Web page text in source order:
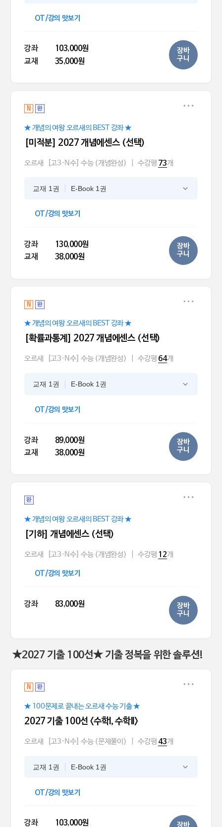
OT/강의 맛보기
강좌
103,000원
교재
35,000원
장바
구니
N 완
★ 개념의 여왕 오르새의 BEST 강좌 ★
[미적분] 2027 개념에센스 (선택)
오르새 [고3·N수] 수능 (개념완성) 수강평 73개
교재 1권 E-Book 1권
OT/강의 맛보기
강좌
130,000원
교재
38,000원
장바
구니
N 완
★ 개념의 여왕 오르새의 BEST 강좌 ★
[확률과통계] 2027 개념에센스 (선택)
오르새 [고3·N수] 수능 (개념완성) 수강평 64개
교재 1권 E-Book 1권
OT/강의 맛보기
강좌
89,000원
교재
38,000원
장바
구니
완
★ 개념의 여왕 오르새의 BEST 강좌 ★
[기하] 개념에센스 (선택)
오르새 [고3·N수] 수능 (개념완성) 수강평 12개
OT/강의 맛보기
강좌 83,000원
장바
구니
★2027 기출 100선★ 기출 정복을 위한 솔루션!
N 완
★ 100문제로 끝내는 오르새 수능 기출 ★
2027 기출 100선 <수학l, 수학ll>
오르새 [고3·N수] 수능 (문제풀이) 수강평 43개
교재 1권 E-Book 1권
OT/강의 맛보기
강좌 103,000원 장바